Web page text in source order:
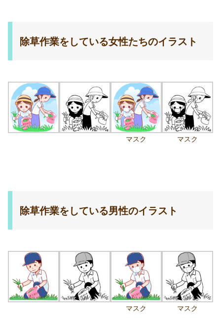
除草作業をしている女性たちのイラスト
マスク マスク
除草作業をしている男性のイラスト
マスク マスク